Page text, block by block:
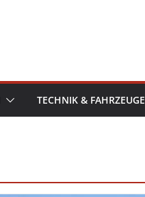
TECHNIK & FAHRZEUGE